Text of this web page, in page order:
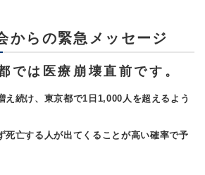
からの緊急メッセージ
都では医療崩壊直前です。
続け、東京都で1日1,000人を超えるよう
死亡する人が出てくることが高い確率で予